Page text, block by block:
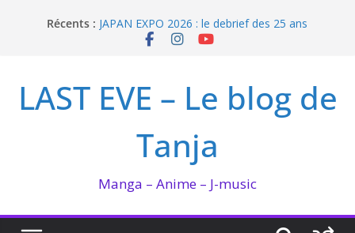
Récents : JAPAN EXPO 2026 : le debrief des 25 ans
Bilan lecture et visionnage de juillet 2026
Enomoto n’est pas un ange
LAST EVE – Le blog de
Tanja
Manga – Anime – J-music